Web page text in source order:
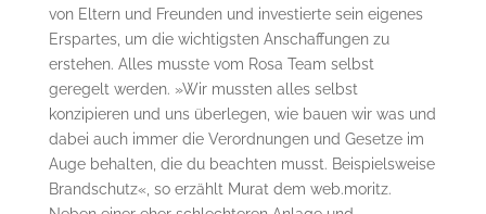
von Eltern und Freunden und investierte sein eigenes
Erspartes, um die wichtigsten Anschaffungen zu
erstehen. Alles musste vom Rosa Team selbst
geregelt werden. »Wir mussten alles selbst
konzipieren und uns überlegen, wie bauen wir was und
dabei auch immer die Verordnungen und Gesetze im
Auge behalten, die du beachten musst. Beispielsweise
Brandschutz«, so erzählt Murat dem web.moritz.